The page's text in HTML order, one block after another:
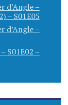
d’Angle –
– S01E05
d’Angle –
S01E02 –